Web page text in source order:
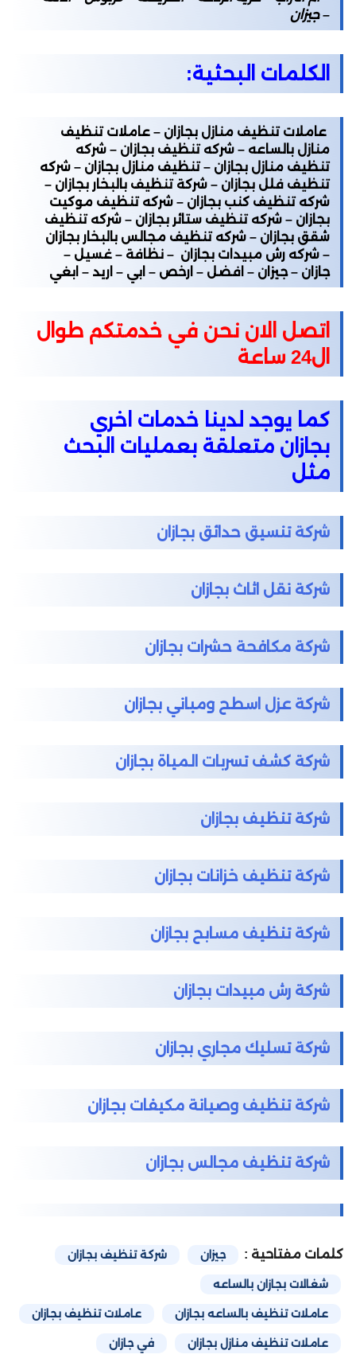
– جيزان
الكلمات البحثية:
عاملات تنظيف منازل بجازان – عاملات تنظيف
منازل بالساعه – شركه تنظيف بجازان – شركه
تنظيف منازل بجازان – تنظيف منازل بجازان – شركه
تنظيف فلل بجازان – شركة تنظيف بالبخار بجازان –
شركه تنظيف كنب بجازان – شركه تنظيف موكيت
بجازان – شركه تنظيف ستائر بجازان – شركه تنظيف
شقق بجازان – شركه تنظيف مجالس بالبخار بجازان
– شركه رش مبيدات بجازان – نظافة – غسيل –
جازان – جيزان – افضل – ارخص – ابي – اريد – ابغي
اتصل الان نحن في خدمتكم طوال
ال24 ساعة
كما يوجد لدينا خدمات اخري
بجازان متعلقة بعمليات البحث
مثل
شركة تنسيق حدائق بجازان
شركة نقل اثاث بجازان
شركة مكافحة حشرات بجازان
شركة عزل اسطح ومباني بجازان
شركة كشف تسربات المياة بجازان
شركة تنظيف بجازان
شركة تنظيف خزانات بجازان
شركة تنظيف مسابح بجازان
شركة رش مبيدات بجازان
شركة تسليك مجاري بجازان
شركة تنظيف وصيانة مكيفات بجازان
شركة تنظيف مجالس بجازان
كلمات مفتاحية : جيزان شركة تنظيف بجازان
شغالات بجازان بالساعه
عاملات تنظيف بالساعه بجازان عاملات تنظيف بجازان
عاملات تنظيف منازل بجازان في جازان